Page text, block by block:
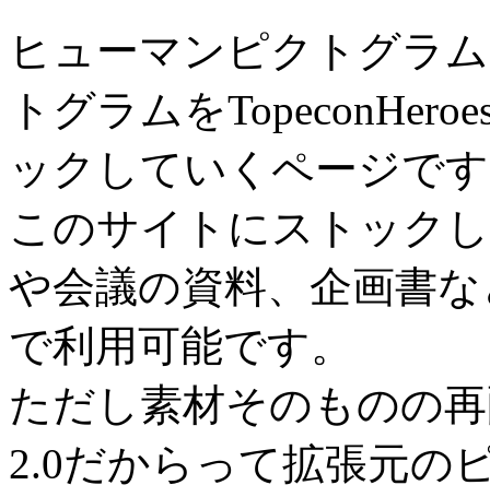
ヒューマンピクトグラ
トグラムを
ックしていくページで
このサイトにストック
や会議の資料、企画書
で利用可能です。
ただし素材そのものの
2.0だからって拡張元の